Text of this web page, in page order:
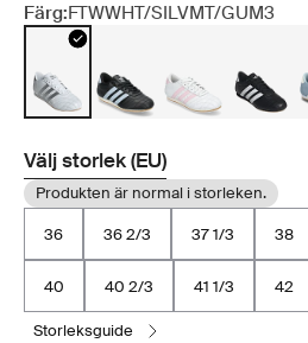
Färg:FTWWHT/SILVMT/GUM3
Välj storlek (EU)
Produkten är normal i storleken.
36 36 2/3 37 1/3 38
40 40 2/3 41 1/3 42
storleksguide